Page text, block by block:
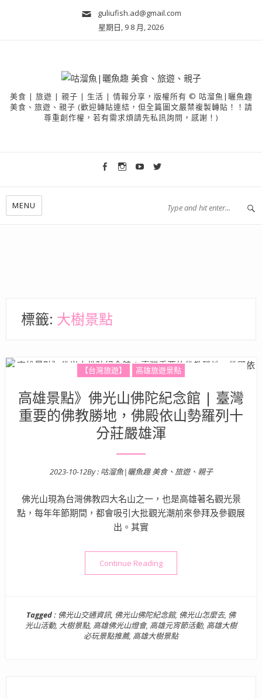
guliufish.ad@gmail.com
星期日, 9 8 月, 2026
美食 | 旅遊 | 親子 | 生活 | 情報分享，版權所有 © 咕溜魚|曬魚趣
美食、旅遊、親子 (歡迎轉貼連結，但全篇圖文嚴禁複製轉貼！！請
尊重創作權，若有需求煩請先私訊詢問，感謝！)
MENU
標籤: 大樹景點
【台灣旅遊】 高雄旅遊景點
高雄景點》佛光山佛陀紀念館 | 臺灣
重要的佛教勝地，佛殿依山勢羅列十
分莊嚴雄渾
Posted on
2023-10-12By : 咕溜魚|曬魚趣 美食、旅遊、親子
佛光山現為台灣佛教四大名山之一，也是高雄著名觀光景
點，每年年節期間，都會吸引大批觀光潮前來參拜及參觀展
出。其實
Continue Reading“高雄景點》佛光山佛陀紀念
Tagged : 佛光山交通資訊, 佛光山佛陀紀念館, 佛光山怎麼去, 佛
光山活動, 大樹景點, 高雄佛光山燈會, 高雄元宵節活動, 高雄大樹
必玩景點推薦, 高雄大樹景點